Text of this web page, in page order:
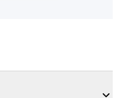
